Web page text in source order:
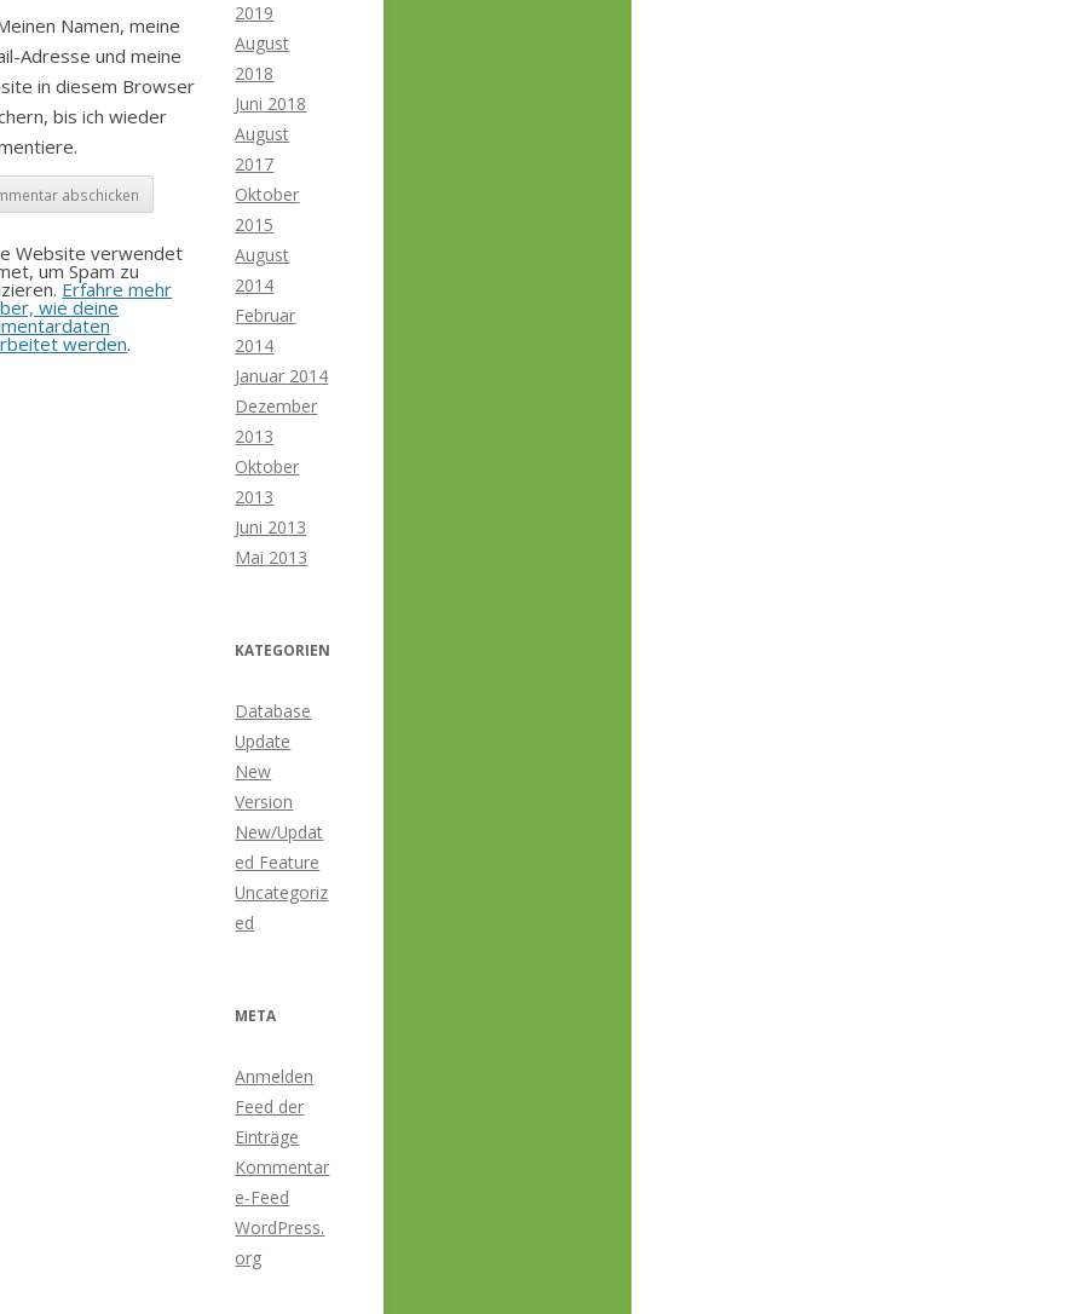
Namen, meine
Adresse und meine
in diesem Browser
bis ich wieder
Website verwendet
um Spam zu
Erfahre mehr
wie deine
werden.
2019
August
2018
Juni 2018
August
2017
Oktober
2015
August
2014
Februar
2014
Januar 2014
Dezember
2013
Oktober
2013
Juni 2013
Mai 2013
KATEGORIEN
Database
Update
New
Version
New/Updat
ed Feature
Uncategoriz
ed
META
Anmelden
Feed der
Einträge
Kommentar
e-Feed
WordPress.
org